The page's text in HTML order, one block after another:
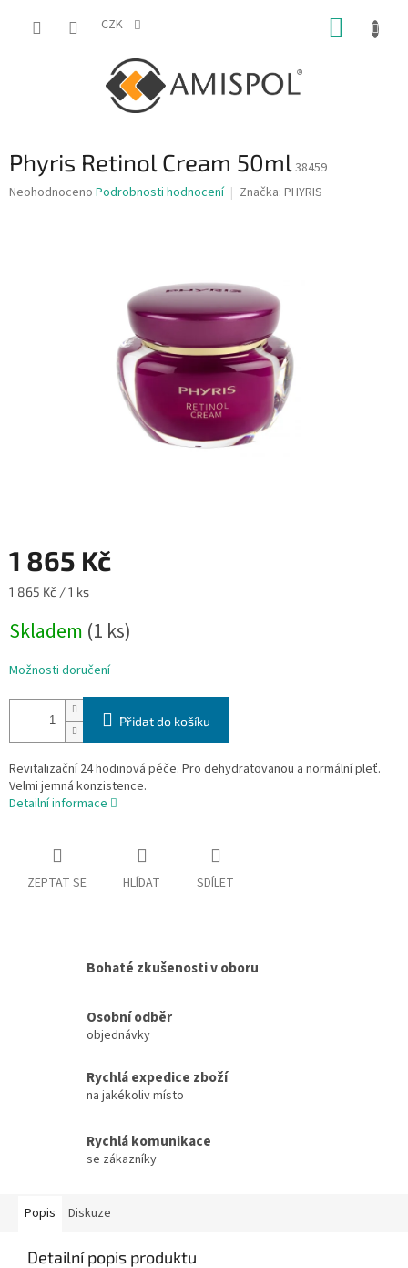
CZK
Phyris Retinol Cream 50ml38459
Průměrné
Neohodnoceno Podrobnosti hodnocení Značka: PHYRIS
1 865 Kč
Měrná
1 865 Kč / 1 ks
Skladem (1 ks)
Možnosti doručení
Přidat do košíku
Revitalizační 24 hodinová péče. Pro dehydratovanou a normální pleť.
Velmi jemná konzistence.
Detailní informace
ZEPTAT SE HLÍDAT SDÍLET
Bohaté zkušenosti v oboru
Osobní odběr
objednávky
Rychlá expedice zboží
na jakékoliv místo
Rychlá komunikace
se zákazníky
Popis Diskuze
Detailní popis produktu